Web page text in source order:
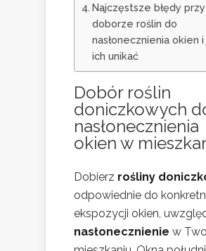
Najczęstsze błędy przy
doborze roślin do
nasłonecznienia okien i
ich unikać
Dobór roślin
doniczkowych
nasłonecznienia
okien w
Dobierz rośliny
odpowiednie do
ekspozycji okien,
nasłonecznienie w